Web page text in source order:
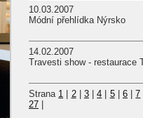
10.03.2007
Módní přehlídka Nýrsko
14.02.2007
Travesti show - restaurace
Strana 1 2| 3|4 5| 6|7
27